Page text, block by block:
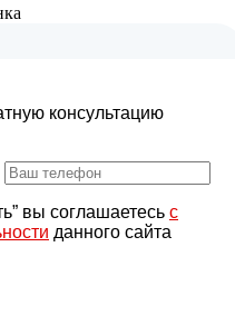
консультацию
вы соглашаетесь с
данного сайта